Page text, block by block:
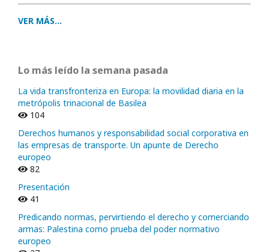
VER MÁS...
Lo más leído la semana pasada
La vida transfronteriza en Europa: la movilidad diaria en la
metrópolis trinacional de Basilea
104
Derechos humanos y responsabilidad social corporativa en
las empresas de transporte. Un apunte de Derecho
europeo
82
Presentación
41
Predicando normas, pervirtiendo el derecho y comerciando
armas: Palestina como prueba del poder normativo
europeo